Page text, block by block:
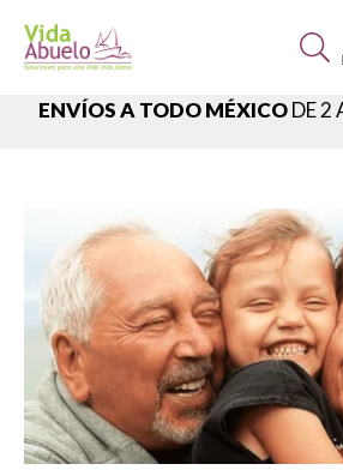
ENVÍOS A TODO MÉXICODE 2